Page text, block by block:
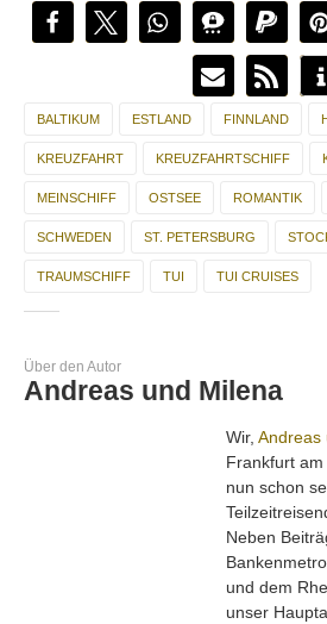
BALTIKUM ESTLAND FINNLAND
KREUZFAHRT KREUZFAHRTSCHIFF
MEINSCHIFF OSTSEE ROMANTIK
SCHWEDEN ST. PETERSBURG
TRAUMSCHIFF TUI TUI CRUISES
Über den Autor
Andreas und Milena
Wir, Andreas
Frankfurt
nun schon
Neben
und dem
unser